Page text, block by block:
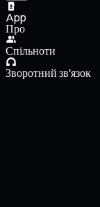
App
Про
Спільноти
Зворотний зв'язок